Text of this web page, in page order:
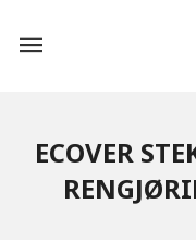
innholdet
ECOVER